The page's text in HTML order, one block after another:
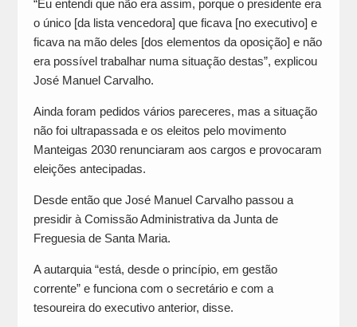
“Eu entendi que não era assim, porque o presidente era
o único [da lista vencedora] que ficava [no executivo] e
ficava na mão deles [dos elementos da oposição] e não
era possível trabalhar numa situação destas”, explicou
José Manuel Carvalho.
Ainda foram pedidos vários pareceres, mas a situação
não foi ultrapassada e os eleitos pelo movimento
Manteigas 2030 renunciaram aos cargos e provocaram
eleições antecipadas.
Desde então que José Manuel Carvalho passou a
presidir à Comissão Administrativa da Junta de
Freguesia de Santa Maria.
A autarquia “está, desde o princípio, em gestão
corrente” e funciona com o secretário e com a
tesoureira do executivo anterior, disse.